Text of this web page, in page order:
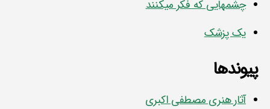
چشمهایی که فکر میکنند
یک پزشک
پیوندها
آثار هنری مصطفی اکبری